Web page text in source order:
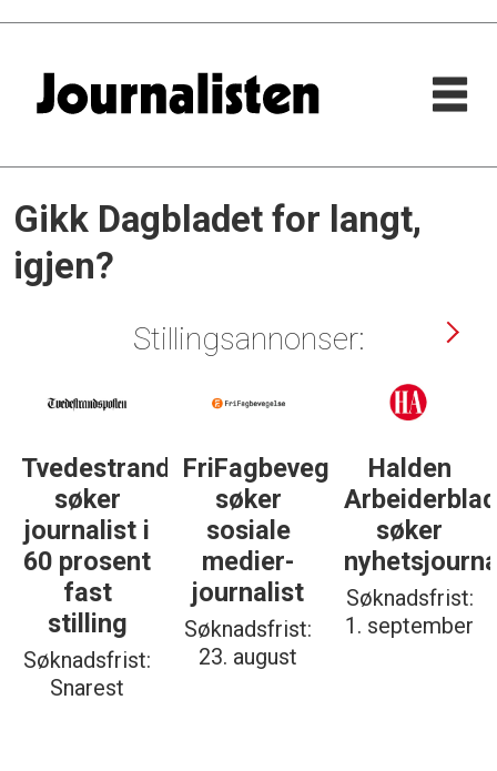
Tag:
gerrit
Gikk Dagbladet for langt,
igjen?
Stillingsannonser:
Tvedestrandsposten
søker
journalist i
60 prosent
fast
stilling
Søknadsfrist:
Snarest
FriFagbevegelse
søker
sosiale
medier-
journalist
Søknadsfrist:
23. august
Halden
Arbeiderblad
søker
Søknadsfrist:
1. september